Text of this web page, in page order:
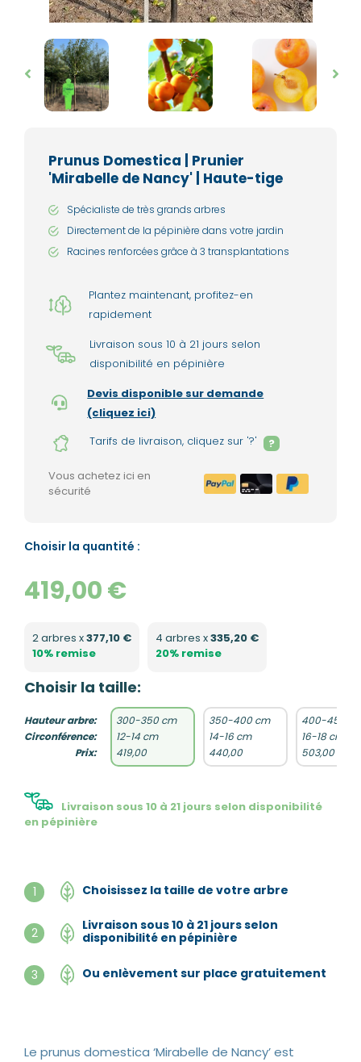
Prunus Domestica | Prunier
'Mirabelle de Nancy' | Haute-tige
Spécialiste de très grands arbres
Directement de la pépinière dans votre jardin
Racines renforcées grâce à 3 transplantations
Plantez maintenant, profitez-en
rapidement
Livraison sous 10 à 21 jours selon
disponibilité en pépinière
Devis disponible sur demande
(cliquez ici)
Tarifs de livraison, cliquez sur '?'
?
Vous achetez ici en
sécurité
Choisir la quantité :
419,00 €
2 arbres x377,10 €
10% remise
4 arbres x335,20 €
20% remise
Choisir la taille:
Hauteur arbre:
Circonférence:
Prix:
300-350 cm
12-14 cm
419,00
350-400 cm
14-16 cm
440,00
400-450
16-18 cm
503,00
Livraison sous 10 à 21 jours selon disponibilité
en pépinière
1 Choisissez la taille de votre arbre
2
Livraison sous 10 à 21 jours selon
disponibilité en pépinière
3 Ou enlèvement sur place gratuitement
Le prunus domestica ‘Mirabelle de Nancy’ est